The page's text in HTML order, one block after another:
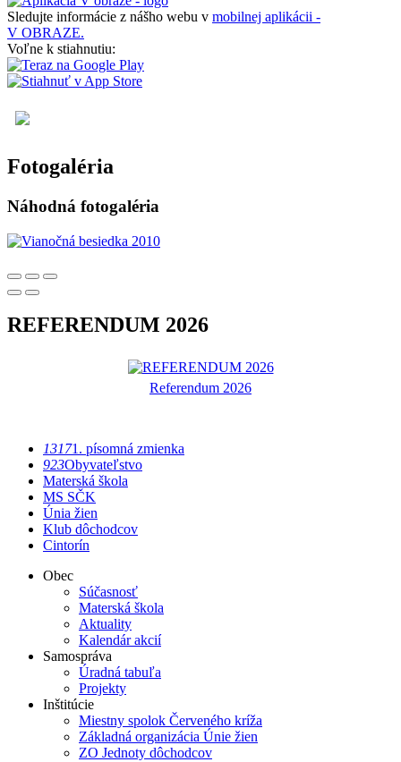
Sledujte informácie z nášho webu v mobilnej aplikácii -
V OBRAZE.
Voľne k stiahnutiu:
Fotogaléria
Náhodná fotogaléria
REFERENDUM 2026
Referendum 2026
13171. písomná zmienka
923Obyvateľstvo
Materská škola
MS SČK
Únia žien
Klub dôchodcov
Cintorín
Obec
Súčasnosť
Materská škola
Aktuality
Kalendár akcií
Samospráva
Úradná tabuľa
Projekty
Inštitúcie
Miestny spolok Červeného kríža
Základná organizácia Únie žien
ZO Jednoty dôchodcov